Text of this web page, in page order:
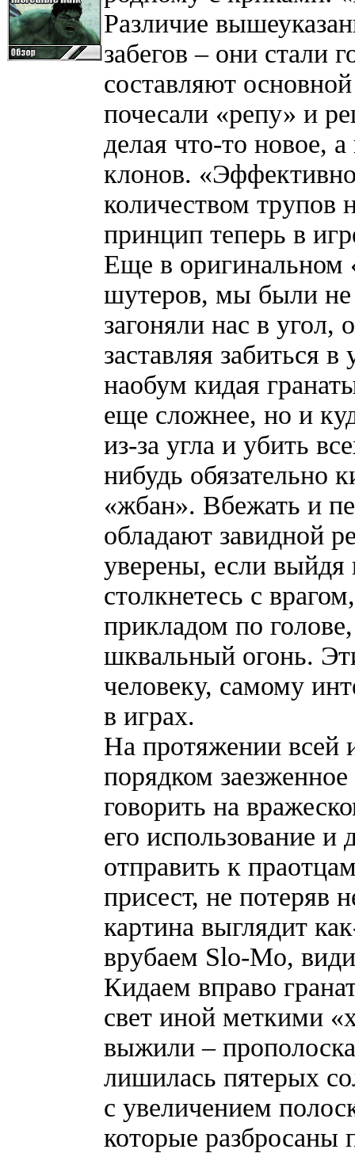
Различие
забегов – они стали
составляют
почесали «репу» и
делая что-то новое,
клонов.
количеством трупов
принцип теперь в
Еще в оригинальном
шутеров, мы были не
загоняли нас в угол,
заставляя забиться
наобум кидая
еще сложнее, но и
из-за угла и убить
нибудь обязательно
«жбан». Вбежать и
обладают завидной
уверены, если выйдя
столкнетесь с
прикладом по
шквальный огонь.
человеку, самому
в играх.
На протяжении всей
порядком
говорить на
его использование и
отправить к
присест, не потеряв
картина выглядит
врубаем Slo-Mo,
Кидаем вправо
свет иной меткими
выжили –
лишилась пятерых
с увеличением
которые